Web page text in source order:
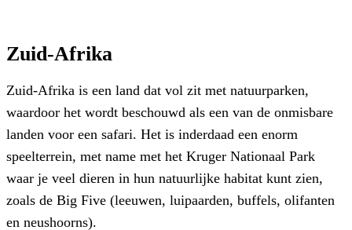
Zuid-Afrika
Zuid-Afrika is een land dat vol zit met natuurparken,
waardoor het wordt beschouwd als een van de onmisbare
landen voor een safari. Het is inderdaad een enorm
speelterrein, met name met het Kruger Nationaal Park
waar je veel dieren in hun natuurlijke habitat kunt zien,
zoals de Big Five (leeuwen, luipaarden, buffels, olifanten
en neushoorns).